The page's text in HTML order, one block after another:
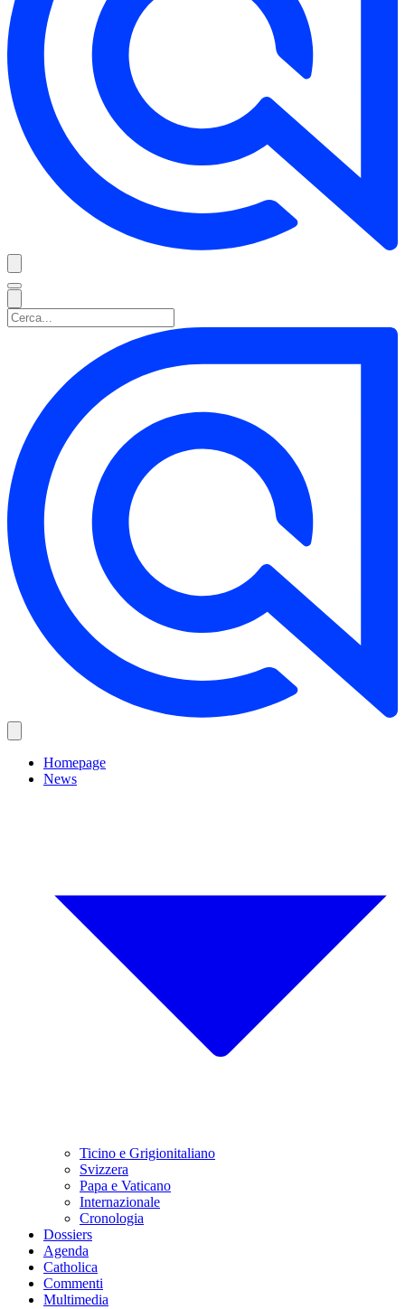
Homepage
News
Ticino e Grigionitaliano
Svizzera
Papa e Vaticano
Internazionale
Cronologia
Dossiers
Agenda
Catholica
Commenti
Multimedia